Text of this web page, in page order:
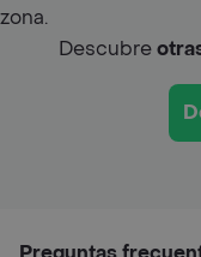
zona.
Descubre